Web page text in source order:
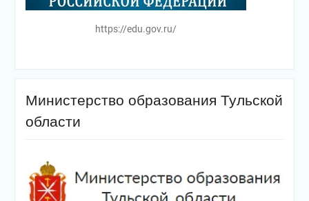
https://edu.gov.ru/
Министерство образования Тульской
области